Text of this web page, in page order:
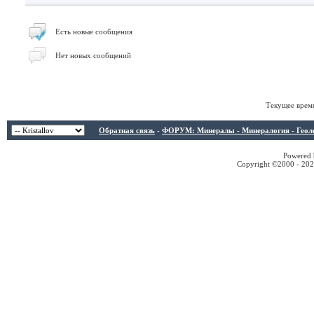
Есть новые сообщения
Нет новых сообщений
Текущее
Обратная связь - ФОРУМ: Минералы - Минералогия -
Copyright ©2000 -